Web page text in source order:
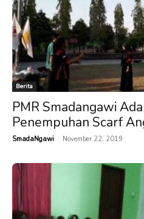
Berita
PMR Smadangawi
Penempuhan Scarf
SmadaNgawi - November 22, 2019